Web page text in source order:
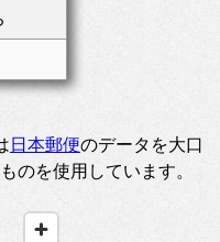
日本郵便のデータを大口
のを使用しています。